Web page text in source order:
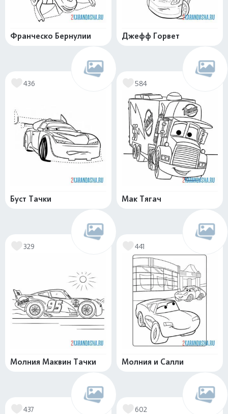
Франческо Бернулии Джефф Горвет
436
Буст Тачки
584
Мак Тягач
329
Молния Маквин Тачки
441
Молния и Салли
437 602